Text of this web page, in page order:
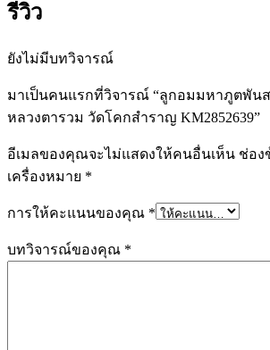
รีวิว
ยังไม่มีบทวิจารณ์
มาเป็นคนแรกที่วิจารณ์ “ลูกอมมหาภูตพัน
หลวงตารวม วัดโคกสำราญ KM2852639”
อีเมลของคุณจะไม่แสดงให้คนอื่นเห็น ช่อง
เครื่องหมาย *
การให้คะแนนของคุณ *
บทวิจารณ์ของคุณ *